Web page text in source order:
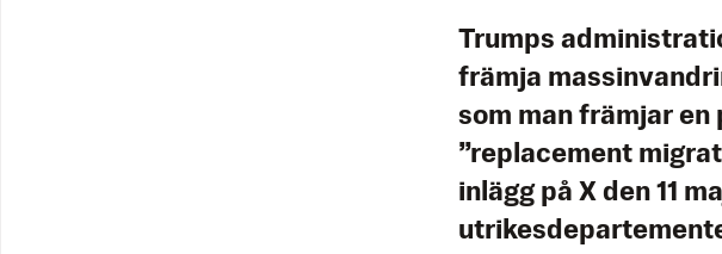
Trumps
främja
som man främjar
”replacement
inlägg på X den 11